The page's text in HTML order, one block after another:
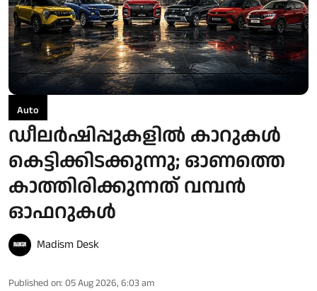
Auto
ഡീലര്‍ഷിപ്പുകളില്‍ കാറുകള്‍
കെട്ടിക്കിടക്കുന്നു; ഓണത്തെ
കാത്തിരിക്കുന്നത് വമ്പന്‍
ഓഫറുകള്‍
Madism Desk
Published on: 05 Aug 2026, 6:03 am